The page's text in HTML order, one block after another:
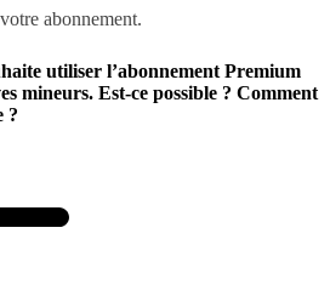
abonnement.
utiliser l’abonnement Premium
mineurs. Est-ce possible ? Comment
?